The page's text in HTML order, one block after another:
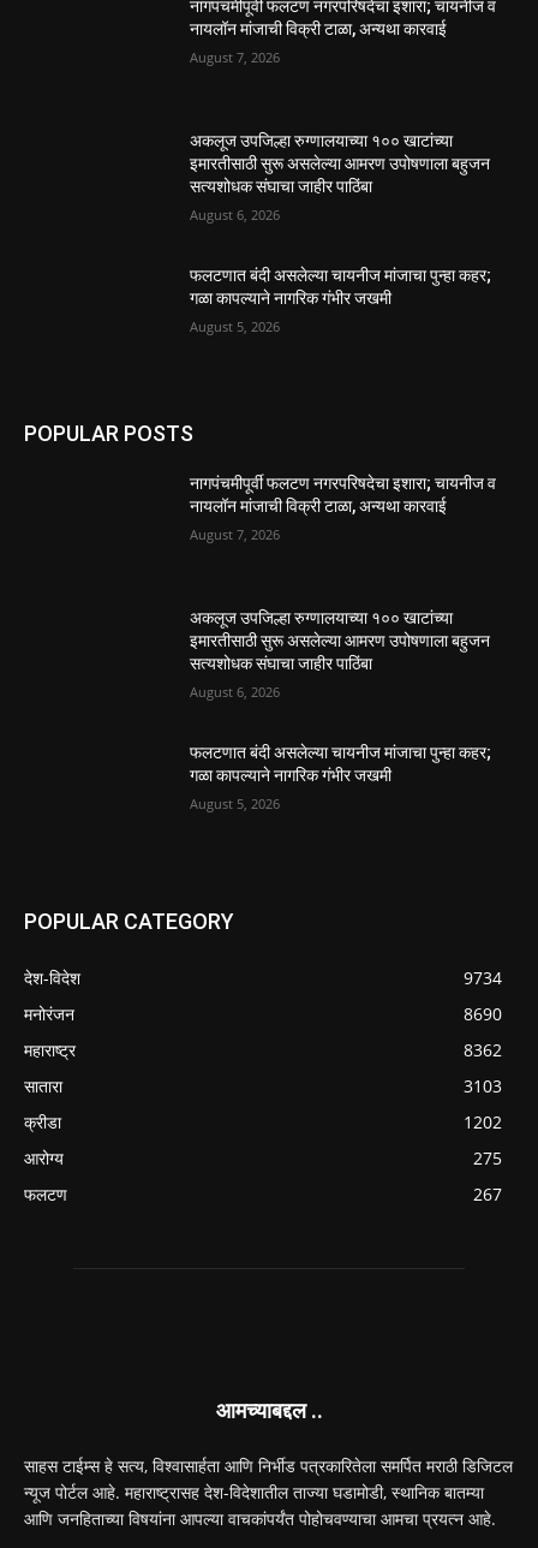
नागपंचमीपूर्वी फलटण नगरपरिषदेचा इशारा; चायनीज व
नायलॉन मांजाची विक्री टाळा, अन्यथा कारवाई
August 7, 2026
अकलूज उपजिल्हा रुग्णालयाच्या १०० खाटांच्या
इमारतीसाठी सुरू असलेल्या आमरण उपोषणाला बहुजन
सत्यशोधक संघाचा जाहीर पाठिंबा
August 6, 2026
फलटणात बंदी असलेल्या चायनीज मांजाचा पुन्हा कहर;
गळा कापल्याने नागरिक गंभीर जखमी
August 5, 2026
POPULAR POSTS
नागपंचमीपूर्वी फलटण नगरपरिषदेचा इशारा; चायनीज व
नायलॉन मांजाची विक्री टाळा, अन्यथा कारवाई
August 7, 2026
अकलूज उपजिल्हा रुग्णालयाच्या १०० खाटांच्या
इमारतीसाठी सुरू असलेल्या आमरण उपोषणाला बहुजन
सत्यशोधक संघाचा जाहीर पाठिंबा
August 6, 2026
फलटणात बंदी असलेल्या चायनीज मांजाचा पुन्हा कहर;
गळा कापल्याने नागरिक गंभीर जखमी
August 5, 2026
POPULAR CATEGORY
देश-विदेश
9734
मनोरंजन
8690
महाराष्ट्र
8362
सातारा
3103
क्रीडा
1202
आरोग्य
275
फलटण
267
आमच्याबद्दल ..
साहस टाईम्स हे सत्य, विश्वासार्हता आणि निर्भीड पत्रकारितेला समर्पित मराठी डिजिटल
न्यूज पोर्टल आहे. महाराष्ट्रासह देश-विदेशातील ताज्या घडामोडी, स्थानिक बातम्या
आणि जनहिताच्या विषयांना आपल्या वाचकांपर्यंत पोहोचवण्याचा आमचा प्रयत्न आहे.